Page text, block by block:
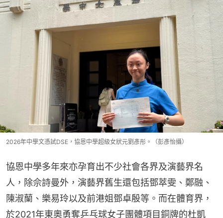
2026年中學文憑試DSE，協恩中學超級女狀元劉彥彤。（彭彥怡攝）
協恩中學多年來亦孕育出不少社會各界及演藝界名
人，除佘詩曼外，演藝界舊生還包括鄧萃雯、鄭融、
陳淑蘭、樂易玲以及前港姐鄧卓殷等。而在體育界，
於2021年東奧勇奪乒乓球女子團體項目銅牌的杜凱